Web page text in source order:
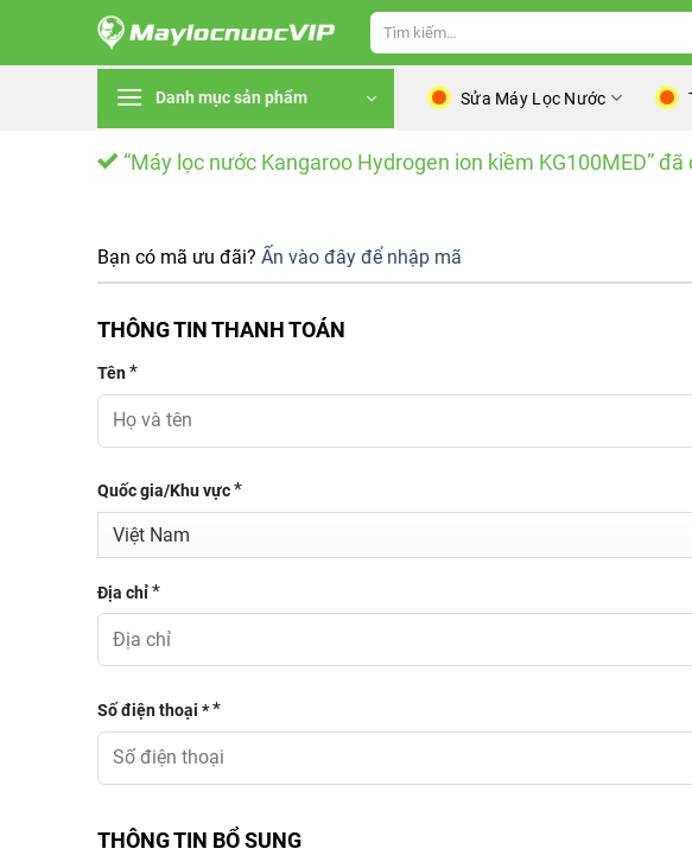
content
Tìm
kiếm:
Danh mục sản phẩm Sửa Máy Lọc Nước
“Máy lọc nước Kangaroo Hydrogen ion kiềm KG100MED”
Bạn có mã ưu đãi? Ấn vào đây để nhập mã
THÔNG TIN THANH TOÁN
Tên*
Quốc gia/Khu vực*
Địa chỉ*
Số điện thoại **
THÔNG TIN BỔ SUNG